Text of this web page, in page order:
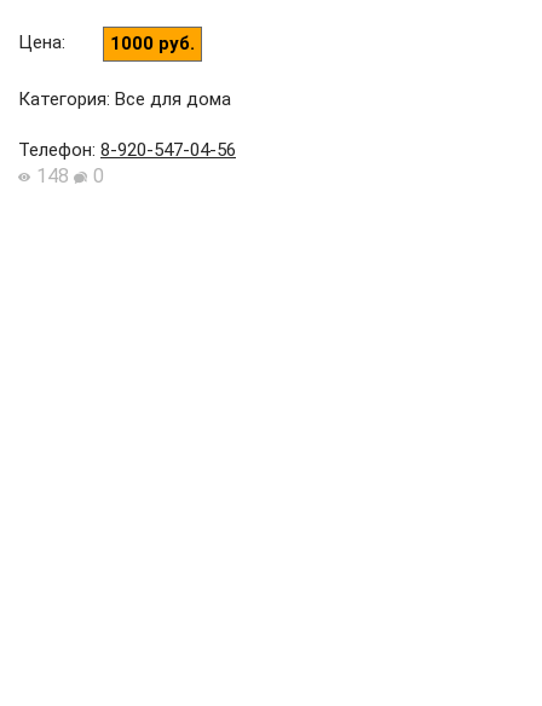
Цена: 1000 руб.
Категория: Все для дома
Телефон: 8-920-547-04-56
148 0